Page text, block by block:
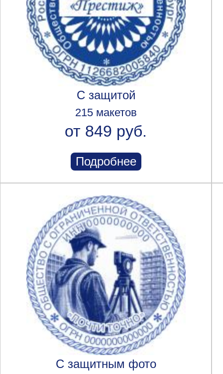
С защитой
215 макетов
от 849 руб.
Подробнее
С защитным фото